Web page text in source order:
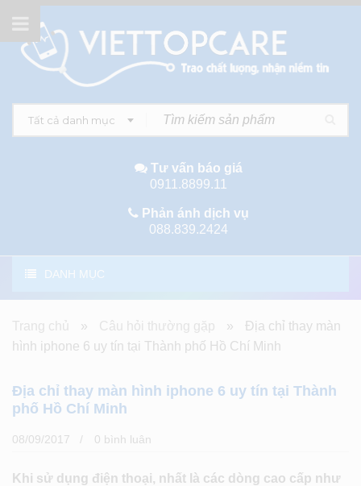
Tất cả danh mục
Tư vấn báo giá
0911.8899.11
Phản ánh dịch vụ
088.839.2424
DANH MỤC
Trang chủ » Câu hỏi thường gặp »
Địa chỉ thay màn
hình iphone 6 uy tín tại Thành phố Hồ Chí Minh
Địa chỉ thay màn hình iphone 6 uy tín tại Thành
phố Hồ Chí Minh
08/09/2017 0 bình luân
Khi sử dụng điện thoại, nhất là các dòng cao cấp như